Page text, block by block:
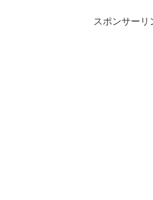
スポンサーリ